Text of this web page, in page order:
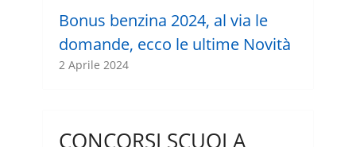
Bonus benzina 2024, al via le
domande, ecco le ultime Novità
2 Aprile 2024
CONCORSI SCUOLA